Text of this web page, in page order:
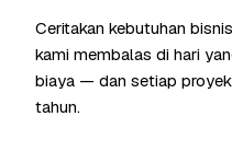
Ceritakan kebutuhan
kami membalas di hari
biaya — dan setiap
tahun.